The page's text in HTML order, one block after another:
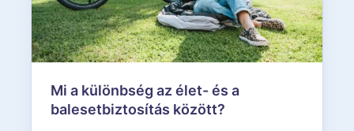
Mi a különbség az élet- és a
balesetbiztosítás között?